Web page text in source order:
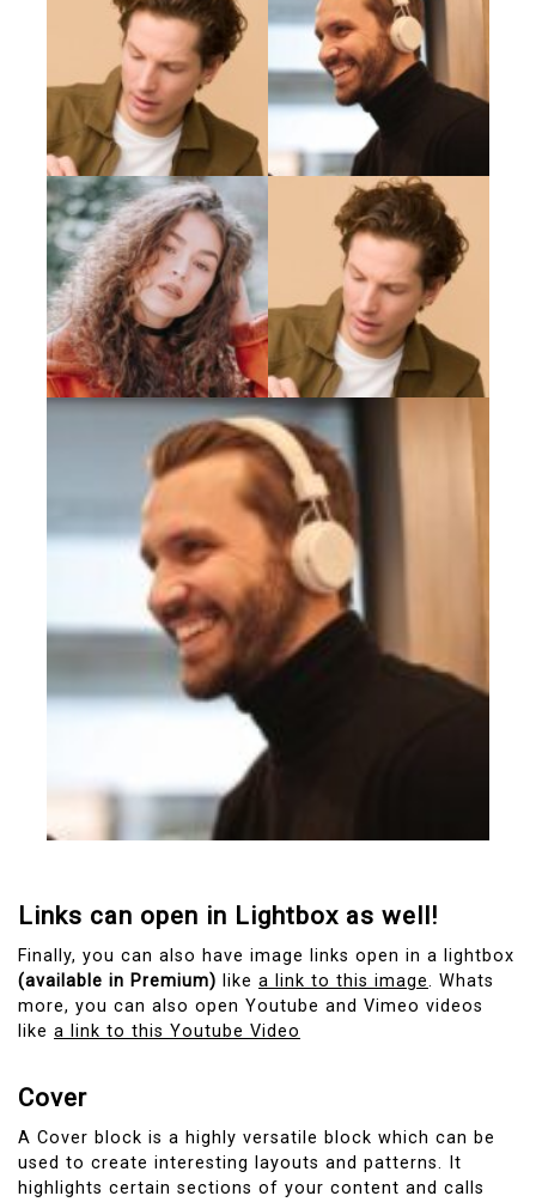
Links can open in Lightbox as well!
Finally, you can also have image links open in a lightbox
(available in Premium) like a link to this image. Whats
more, you can also open Youtube and Vimeo videos
like a link to this Youtube Video
Cover
A Cover block is a highly versatile block which can be
used to create interesting layouts and patterns. It
highlights certain sections of your content and calls